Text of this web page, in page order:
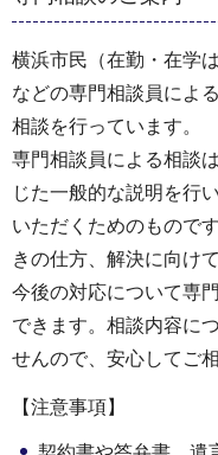
横浜市民（在勤・在学
などの専門相談員によ
相談を行っています。
専門相談員による相談
じた一般的な説明を行
いただくためのもので
きの仕方、解決に向け
今後の対応について専
できます。相談内容に
せんので、安心してご
【注意事項】